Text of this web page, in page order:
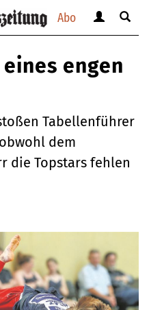
Abo
anzeigen
verbergen
Suche
engen
Tabellenführer
dem
die Topstars fehlen